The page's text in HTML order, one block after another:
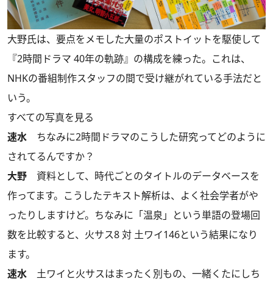
大野氏は、要点をメモした大量のポストイットを駆使して
『2時間ドラマ 40年の軌跡』の構成を練った。これは、
NHKの番組制作スタッフの間で受け継がれている手法だと
いう。
すべての写真を見る
速水 ちなみに2時間ドラマのこうした研究ってどのように
されてるんですか？
大野 資料として、時代ごとのタイトルのデータベースを
作ってます。こうしたテキスト解析は、よく社会学者がや
ったりしますけど。ちなみに「温泉」という単語の登場回
数を比較すると、火サス8 対 土ワイ146という結果になり
ます。
速水 土ワイと火サスはまったく別もの、一緒くたにしち